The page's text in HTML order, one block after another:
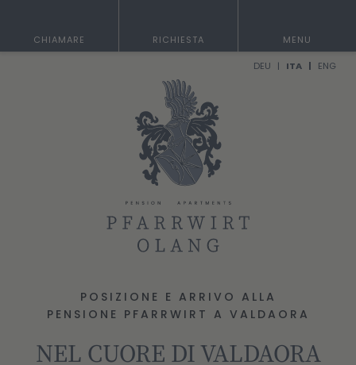
MENU
CHIAMARE RICHIESTA
DEU ITA ENG
POSIZIONE E ARRIVO ALLA
PENSIONE PFARRWIRT A VALDAORA
NEL CUORE DI VALDAORA